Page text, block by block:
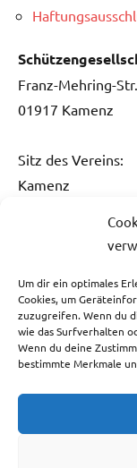
Um dir ein optimales
Cookies, um
zuzugreifen. Wenn du
wie das Surfverhalten
Wenn du deine
bestimmte Merkmale
Franz-Mehring-
01917 Kamenz
Sitz des Vereins:
Kamenz
Fon: 0151 / 5061
Fax: 03578 / 3736
E-Mail:info@sg-
Bankverbindung:
Ostsächsische
IBAN: DE59 8505